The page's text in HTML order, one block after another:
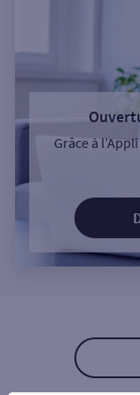
Grâce à